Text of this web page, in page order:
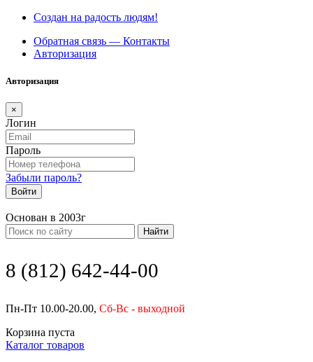
Создан на радость людям!
Обратная связь — Контакты
Авторизация
Авторизация
×
Логин
Пароль
Забыли пароль?
Войти
Основан в 2003г
Найти
8 (812) 642-44-00
Пн-Пт 10.00-20.00, Сб-Вс - выходной
Корзина пуста
Каталог товаров